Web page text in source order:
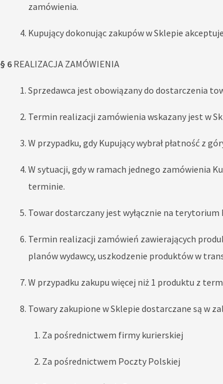
zamówienia.
Kupujący dokonując zakupów w Sklepie
§ 6 REALIZACJA ZAMÓWIENIA
Sprzedawca jest obowiązany do dostarczenia
Termin realizacji zamówienia wskazany jest w
W przypadku, gdy Kupujący wybrał płatność z
W sytuacji, gdy w ramach jednego zamówienia
terminie.
Towar dostarczany jest wyłącznie na
Termin realizacji zamówień zawierających
planów wydawcy, uszkodzenie produktów w
W przypadku zakupu więcej niż 1 produktu z
Towary zakupione w Sklepie dostarczane są w
Za pośrednictwem firmy kurierskiej
Za pośrednictwem Poczty Polskiej